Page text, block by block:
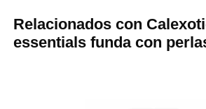
Relacionados con
essentials funda con